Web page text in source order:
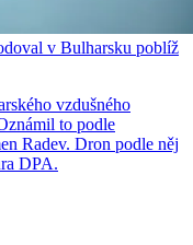
v Bulharsku poblíž
vzdušného
to podle
Radev. Dron podle něj
DPA.